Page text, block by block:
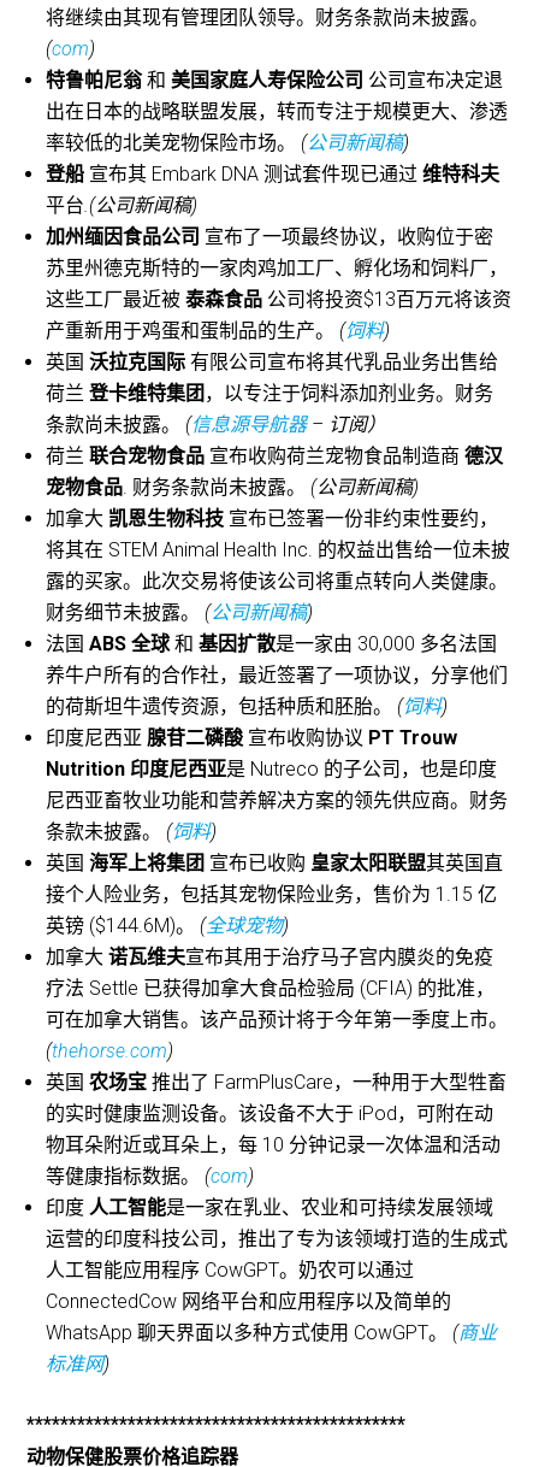
将继续由其现有管理团队领导。财务条款尚未披露。
(com)
特鲁帕尼翁和美国家庭人寿保险公司 公司宣布决定退
出在日本的战略联盟发展，转而专注于规模更大、渗透
率较低的北美宠物保险市场。
(公司新闻稿)
登船 宣布其 Embark DNA 测试套件现已通过维特科夫
平台.(公司新闻稿)
加州缅因食品公司 宣布了一项最终协议，收购位于密
苏里州德克斯特的一家肉鸡加工厂、孵化场和饲料厂，
这些工厂最近被泰森食品 公司将投资$13百万元将该资
产重新用于鸡蛋和蛋制品的生产。
(饲料)
英国沃拉克国际有限公司宣布将其代乳品业务出售给
荷兰登卡维特集团 ，以专注于饲料添加剂业务。财务
条款尚未披露。 (信息源导航器– 订阅）
荷兰联合宠物食品 宣布收购荷兰宠物食品制造商德汉
宠物食品. 财务条款尚未披露。 (公司新闻稿)
加拿大 凯恩生物科技 宣布已签署一份非约束性要约，
将其在 STEM Animal Health Inc. 的权益出售给一位未披
露的买家。此次交易将使该公司将重点转向人类健康。
财务细节未披露。 (公司新闻稿)
法国ABS 全球和 基因扩散是一家由 30,000 多名法国
养牛户所有的合作社，最近签署了一项协议，分享他们
的荷斯坦牛遗传资源，包括种质和胚胎。 (饲料)
印度尼西亚 腺苷二磷酸 宣布收购协议 PT Trouw
Nutrition 印度尼西亚是 Nutreco 的子公司，也是印度
尼西亚畜牧业功能和营养解决方案的领先供应商。财务
条款未披露。 (饲料)
英国海军上将集团 宣布已收购 皇家太阳联盟其英国直
接个人险业务，包括其宠物保险业务，售价为 1.15 亿
英镑 ($144.6M)。 (全球宠物)
加拿大诺瓦维夫宣布其用于治疗马子宫内膜炎的免疫
疗法 Settle 已获得加拿大食品检验局 (CFIA) 的批准，
可在加拿大销售。该产品预计将于今年第一季度上市。
(thehorse.com)
英国农场宝推出了 FarmPlusCare，一种用于大型牲畜
的实时健康监测设备。该设备不大于 iPod，可附在动
物耳朵附近或耳朵上，每 10 分钟记录一次体温和活动
等健康指标数据。 (com)
印度人工智能是一家在乳业、农业和可持续发展领域
运营的印度科技公司，推出了专为该领域打造的生成式
人工智能应用程序 CowGPT。奶农可以通过
ConnectedCow 网络平台和应用程序以及简单的
WhatsApp 聊天界面以多种方式使用 CowGPT。 (商业
标准网)
*********************************************
动物保健股票价格追踪器